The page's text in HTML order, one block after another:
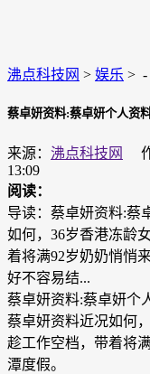
沸点科技网 > 娱乐 > -
蔡卓妍资料:蔡卓妍个人资
来源： 沸点科技网
13:09
阅读：
导读：蔡卓妍资料:蔡
如何，36岁香港冻龄
着将满92岁奶奶悄悄
好不容易结...
蔡卓妍资料:蔡卓妍个
蔡卓妍资料近况如何
趁工作空档，带着将
潭度假。